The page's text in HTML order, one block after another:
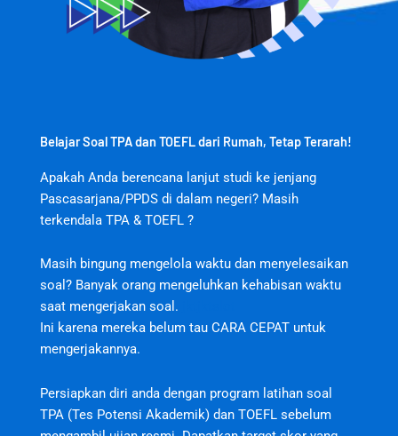
Belajar Soal TPA dan TOEFL dari Rumah, Tetap Terarah!
Apakah Anda berencana lanjut studi ke jenjang
Pascasarjana/PPDS di dalam negeri? Masih
terkendala TPA & TOEFL ?
Masih bingung mengelola waktu dan menyelesaikan
soal? Banyak orang mengeluhkan kehabisan waktu
saat mengerjakan soal.
Ini karena mereka belum tau CARA CEPAT untuk
mengerjakannya.
Persiapkan diri anda dengan program latihan soal
TPA (Tes Potensi Akademik) dan TOEFL sebelum